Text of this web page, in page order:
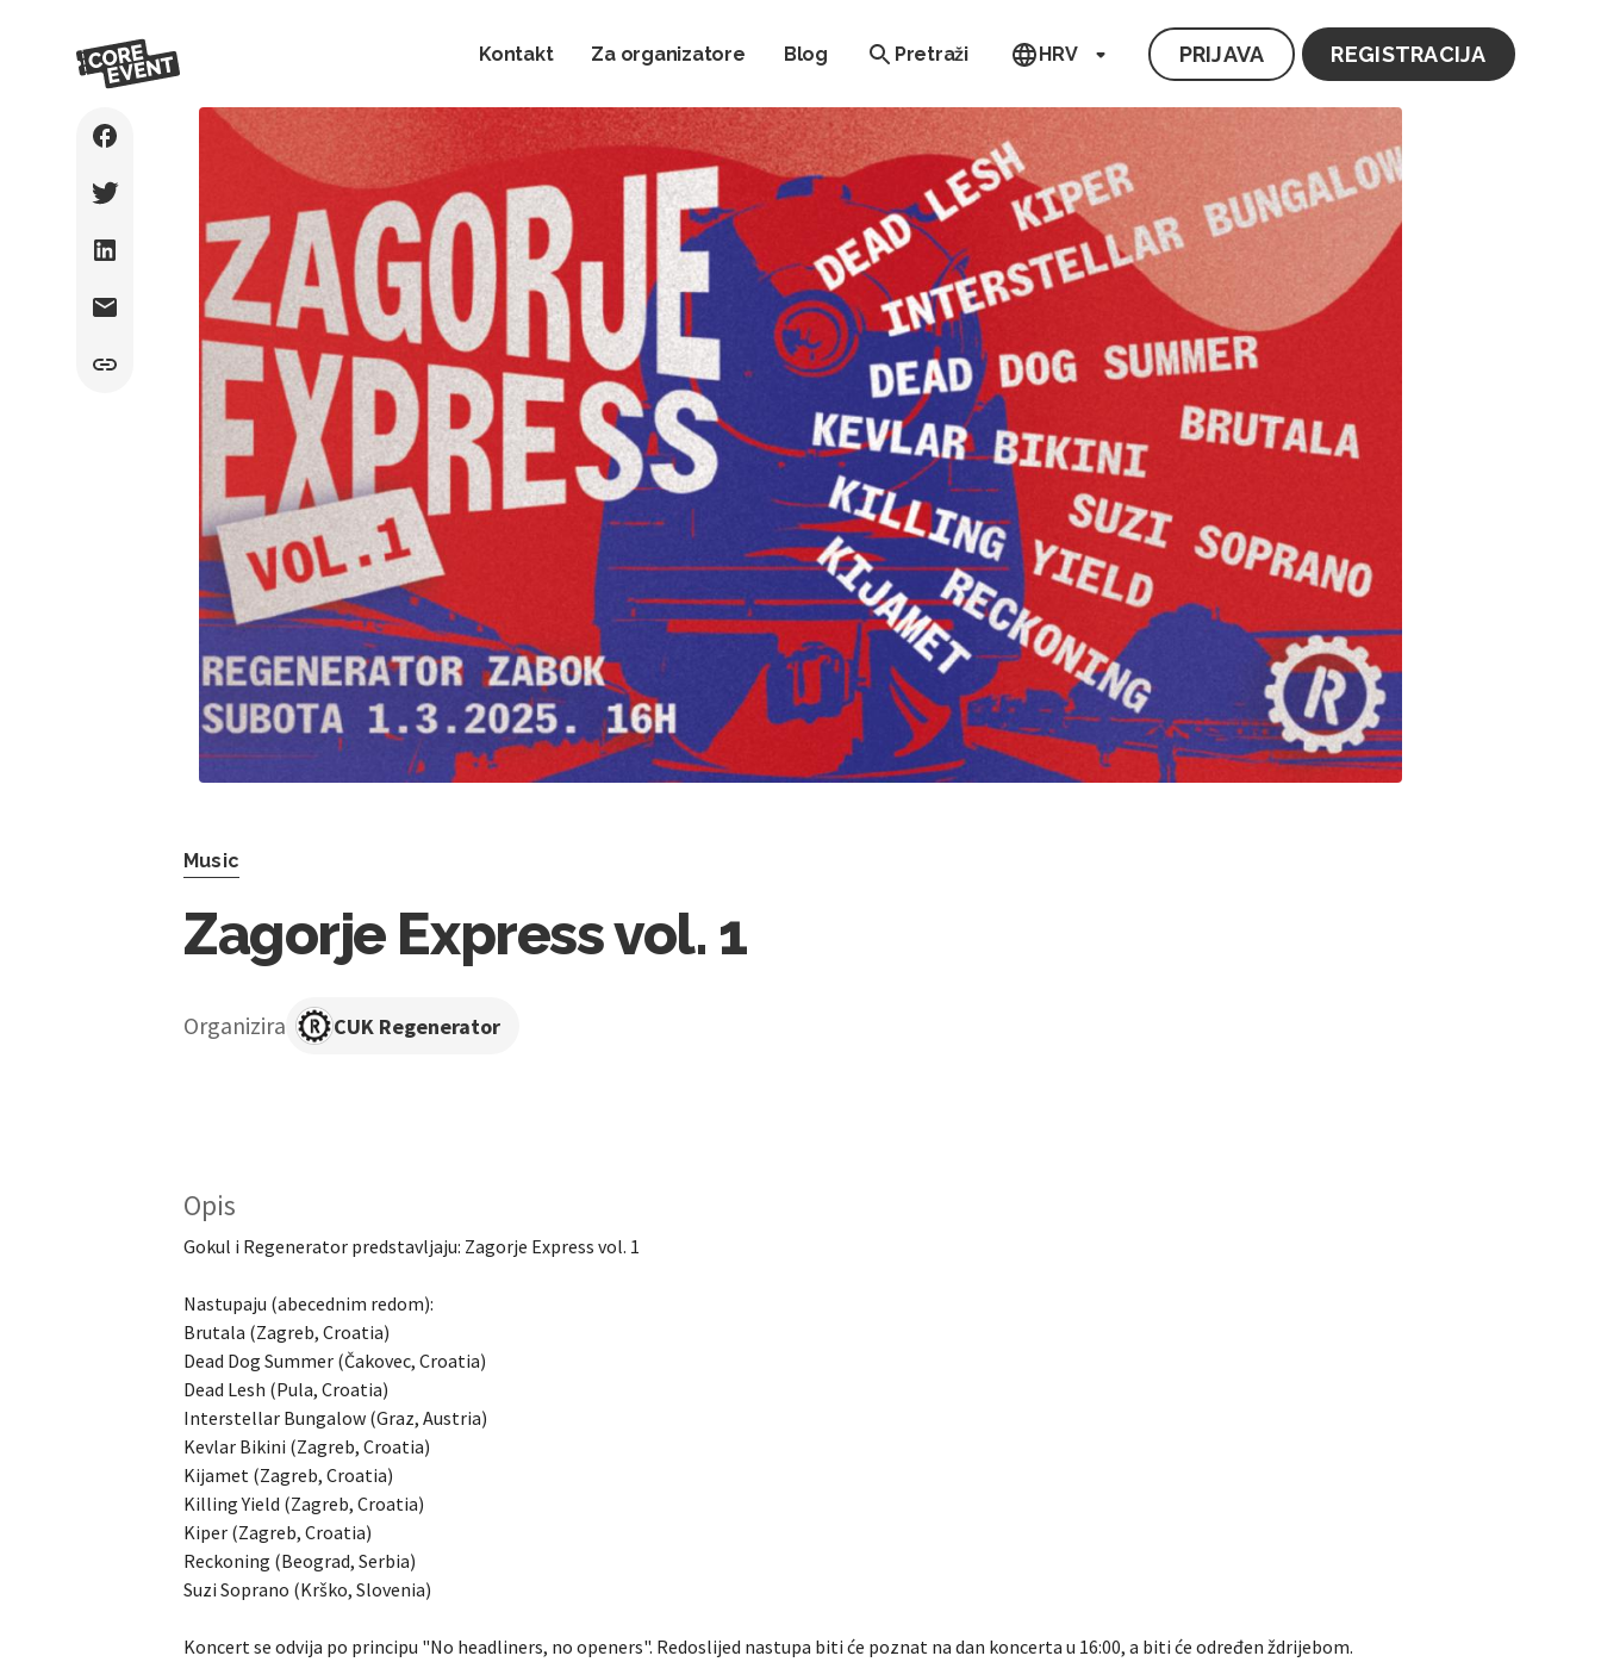
Kontakt Za organizatore Blog Pretraži HRV PRIJAVA REGISTRACIJA
Music
Zagorje Express vol. 1
Organizira CUK Regenerator
Opis
Gokul i Regenerator predstavljaju: Zagorje Express vol. 1
Nastupaju (abecednim redom):
Brutala (Zagreb, Croatia)
Dead Dog Summer (Čakovec, Croatia)
Dead Lesh (Pula, Croatia)
Interstellar Bungalow (Graz, Austria)
Kevlar Bikini (Zagreb, Croatia)
Kijamet (Zagreb, Croatia)
Killing Yield (Zagreb, Croatia)
Kiper (Zagreb, Croatia)
Reckoning (Beograd, Serbia)
Suzi Soprano (Krško, Slovenia)
Koncert se odvija po principu "No headliners, no openers". Redoslijed nastupa biti će poznat na dan koncerta u 16:00, a biti će određen ždrijebom.